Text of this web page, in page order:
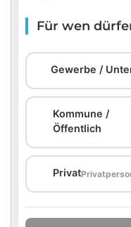
Für wen
Gewerbe /
Kommune /
Öffentlich
Privat